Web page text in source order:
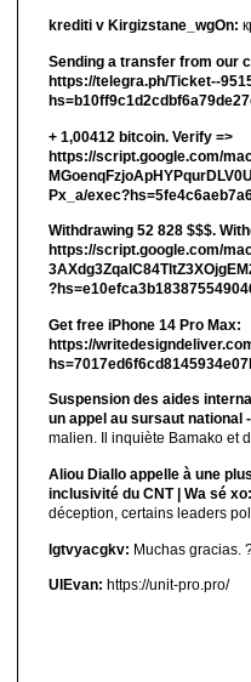
krediti v Kirgizstane_wgOn:
Sending a transfer from our
https://telegra.ph/Ticket--
+ 1,00412 bitсоin. Verify =>
https://script.google.com/
Px_a/
Withdrawing 52 828 $$$.
https://script.google.com/
Get free iPhone 14 Pro Max:
https://
Suspension des aides
un appel au sursaut national
malien. Il inquiète Bamako et
Aliou Diallo appelle à une
inclusivité du CNT | Wa sé xo:
déception, certains leaders
lgtvyacgkv: Muchas gracias.
UIEvan: https://unit-pro.pro/